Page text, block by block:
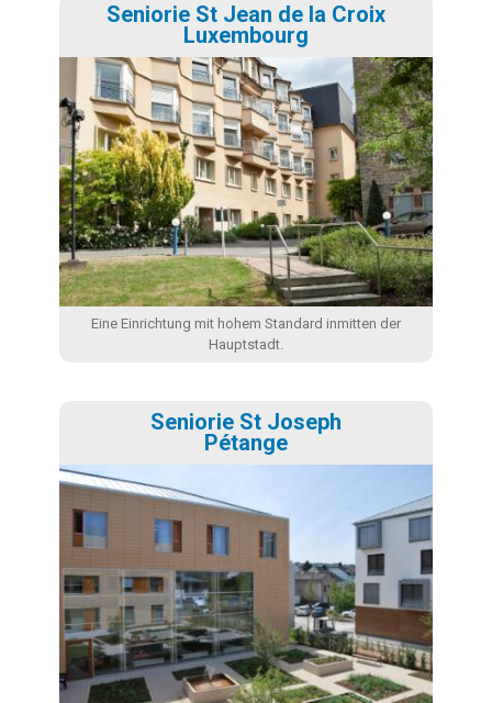
Seniorie St Jean de la Croix
Luxembourg
Eine Einrichtung mit hohem Standard inmitten der
Hauptstadt.
Seniorie St Joseph
Pétange